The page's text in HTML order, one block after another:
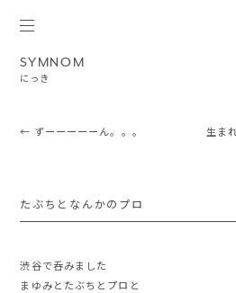
SYMNOM
にっき
Post navigation
← ずーーーーーん。。。 生ま
たぶちとなんかのプロ
渋谷で呑みました
まゆみとたぶちとプロと